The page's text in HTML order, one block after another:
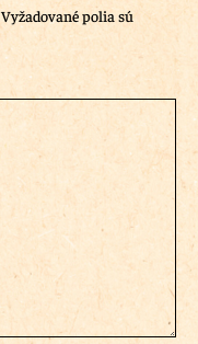
Vyžadované polia sú